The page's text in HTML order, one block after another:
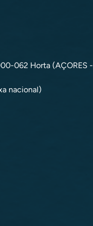
062 Horta (AÇORES -
nacional)